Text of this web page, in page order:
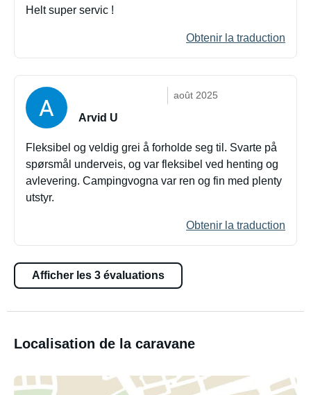
Helt super servic !
Obtenir la traduction
août 2025
Arvid U
Fleksibel og veldig grei å forholde seg til. Svarte på
spørsmål underveis, og var fleksibel ved henting og
avlevering. Campingvogna var ren og fin med plenty
utstyr.
Obtenir la traduction
Afficher les 3 évaluations
Localisation de la caravane